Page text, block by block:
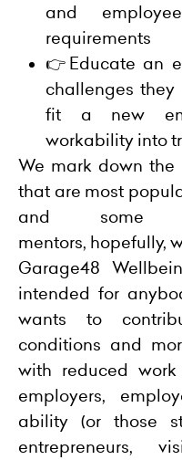
and
requirements
👉Educate an
challenges
fit a new
workability into
We mark down
that are most
and some
mentors, hopefully,
Garage48
intended for
wants to
conditions and
with reduced
employers,
ability (or those
entrepreneurs,